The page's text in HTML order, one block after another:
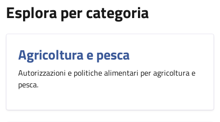
Esplora per categoria
Agricoltura e pesca
Autorizzazioni e politiche alimentari per agricoltura e
pesca.